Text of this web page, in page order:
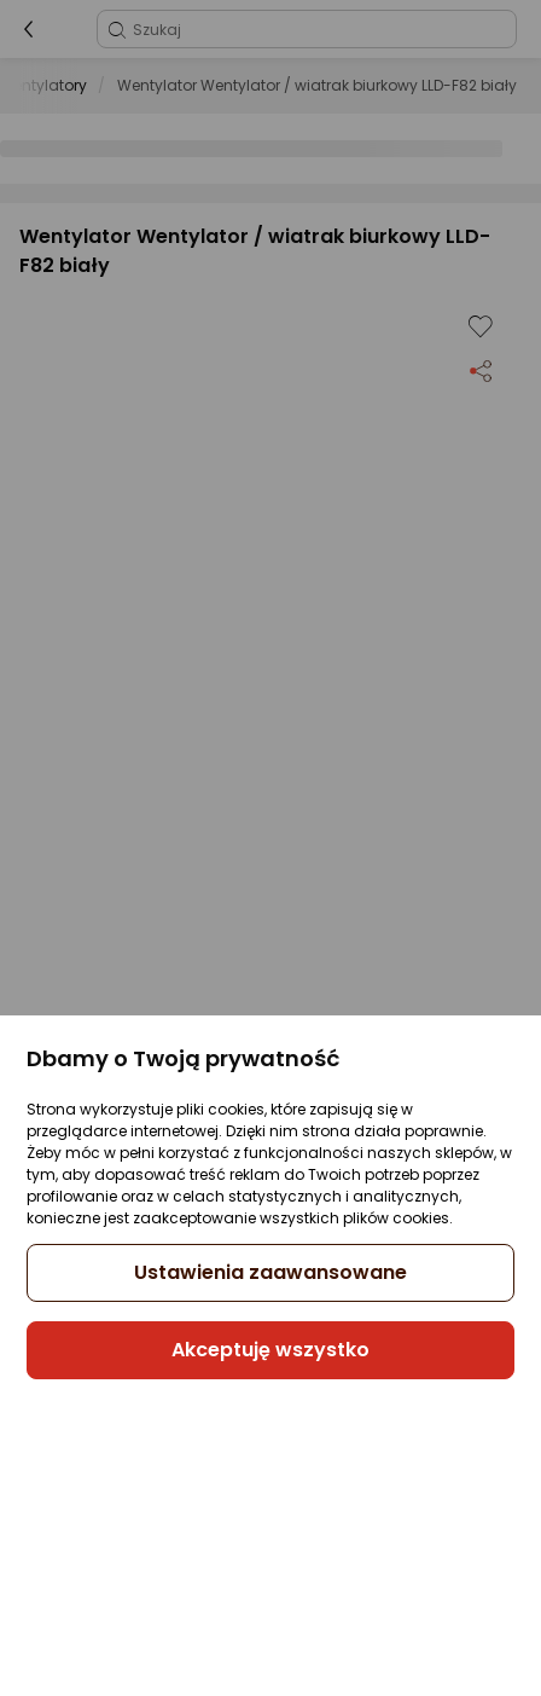
Wentylatory Wentylator Wentylator / wiatrak biurkowy LLD-F82 biały
Wentylator Wentylator / wiatrak biurkowy LLD-
F82 biały
Dbamy o Twoją prywatność
Strona wykorzystuje pliki cookies, które zapisują się w
przeglądarce internetowej. Dzięki nim strona działa poprawnie.
Żeby móc w pełni korzystać z funkcjonalności naszych sklepów, w
tym, aby dopasować treść reklam do Twoich potrzeb poprzez
profilowanie oraz w celach statystycznych i analitycznych,
konieczne jest zaakceptowanie wszystkich plików cookies.
Ustawienia zaawansowane
Akceptuję wszystko